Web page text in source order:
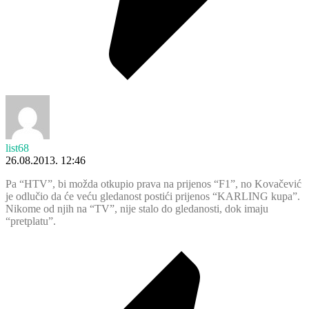
list68
26.08.2013. 12:46
Pa “HTV”, bi možda otkupio prava na prijenos “F1”, no Kovačević
je odlučio da će veću gledanost postići prijenos “KARLING kupa”.
Nikome od njih na “TV”, nije stalo do gledanosti, dok imaju
“pretplatu”.